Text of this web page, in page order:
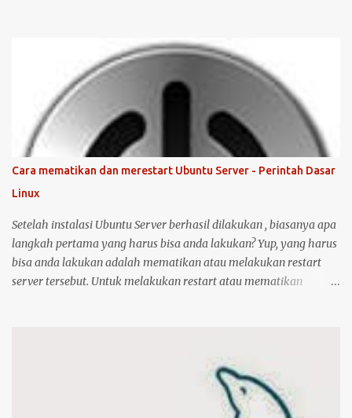
open source seperti Ubuntu . Langsung saja saya mulai langkah-
langkah untuk instalasi printer HP 1515 di Ubuntu desktop . Cara
ini bisa juga digunakan untuk merk printer lainnya, hanya saja
saya tidak bisa menjamin ketersediaan driver untuk sistem
operasi Linux ( Ubuntu ). Oh iya, saran saya, saat melakukan
instalasi dan setting printer, lebih baik komputer Ubuntu anda
terkoneksi dengan internet, berikut langkah-langkahnya: Colokin
keduanya. Kemudian klik logo unity di pojok kiri atas, kemudian
ketik printer, untuk masuk ke menu setting pr...
Cara mematikan dan merestart Ubuntu Server - Perintah Dasar
Linux
Setelah instalasi Ubuntu Server berhasil dilakukan , biasanya apa
langkah pertama yang harus bisa anda lakukan? Yup, yang harus
bisa anda lakukan adalah mematikan atau melakukan restart
server tersebut. Untuk melakukan restart atau mematikan
menggunakan mouse untuk melakukan restart atau shutdown
melalui antarmuka yang telah disediakan. Lalu bagaimana jika
anda menggunakan Ubuntu Server? yang notabene anda tidak